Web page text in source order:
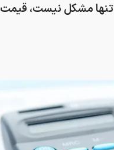
ویزیت تنها مشکل نیست، قیمت